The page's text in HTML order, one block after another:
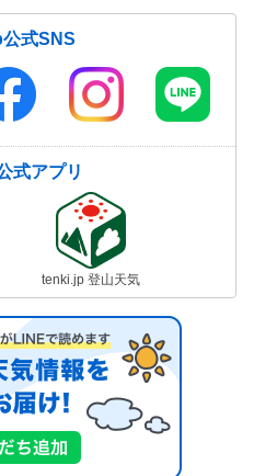
式SNS
式アプリ
tenki.jp 登山天気